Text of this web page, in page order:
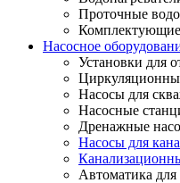
Проточные
Комплектующие
Насосное
Установки для
Насосы для
Насосные
Дренажные
Насосы для
Автоматика